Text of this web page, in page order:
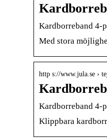
Kardborreband 4-
Med stora
http s://www.jula.se ›
Kardborreband 4-
Klippbara